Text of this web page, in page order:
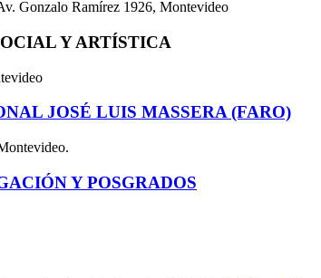
Gonzalo Ramírez 1926, Montevideo
Y ARTÍSTICA
JOSÉ LUIS MASSERA (FARO)
Y POSGRADOS